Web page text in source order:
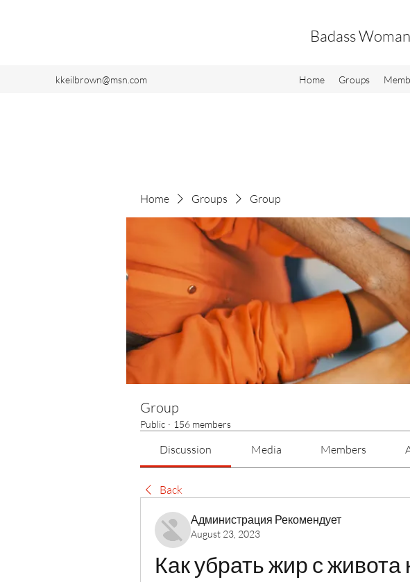
Badass
kkeilbrown@msn.com Home Groups
Home Groups Group
Group
Public · 156 members
Discussion Media Members
Back
Администрация Рекомендует
August 23, 2023
Как убрать жир с живота